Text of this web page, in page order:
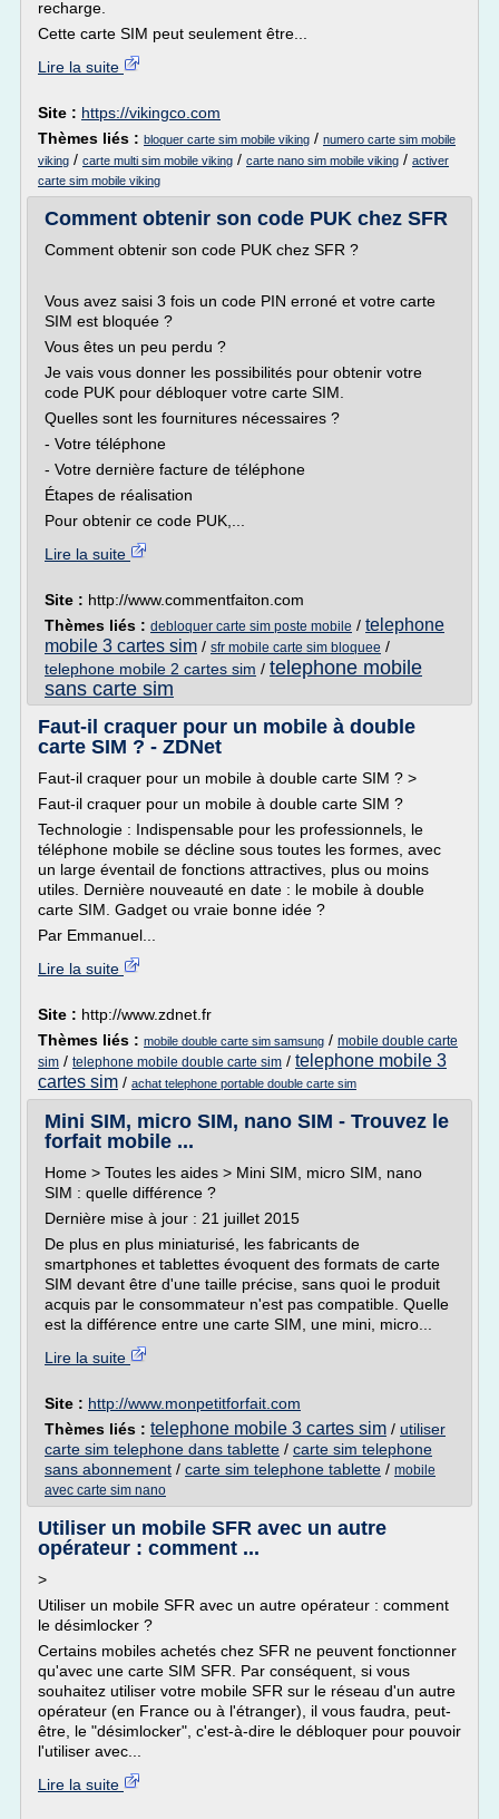
recharge.
Cette carte SIM peut seulement être...
Lire la suite
Site : https://vikingco.com
Thèmes liés : bloquer carte sim mobile viking / numero carte sim mobile
viking / carte multi sim mobile viking / carte nano sim mobile viking / activer
carte sim mobile viking
Comment obtenir son code PUK chez SFR
Comment obtenir son code PUK chez SFR ?
Vous avez saisi 3 fois un code PIN erroné et votre carte
SIM est bloquée ?
Vous êtes un peu perdu ?
Je vais vous donner les possibilités pour obtenir votre
code PUK pour débloquer votre carte SIM.
Quelles sont les fournitures nécessaires ?
- Votre téléphone
- Votre dernière facture de téléphone
Étapes de réalisation
Pour obtenir ce code PUK,...
Lire la suite
Site : http://www.commentfaiton.com
Thèmes liés : debloquer carte sim poste mobile / telephone
mobile 3 cartes sim / sfr mobile carte sim bloquee /
telephone mobile 2 cartes sim / telephone mobile
sans carte sim
Faut-il craquer pour un mobile à double
carte SIM ? - ZDNet
Faut-il craquer pour un mobile à double carte SIM ? >
Faut-il craquer pour un mobile à double carte SIM ?
Technologie : Indispensable pour les professionnels, le
téléphone mobile se décline sous toutes les formes, avec
un large éventail de fonctions attractives, plus ou moins
utiles. Dernière nouveauté en date : le mobile à double
carte SIM. Gadget ou vraie bonne idée ?
Par Emmanuel...
Lire la suite
Site : http://www.zdnet.fr
Thèmes liés : mobile double carte sim samsung / mobile double carte
sim / telephone mobile double carte sim / telephone mobile 3
cartes sim / achat telephone portable double carte sim
Mini SIM, micro SIM, nano SIM - Trouvez le
forfait mobile ...
Home > Toutes les aides > Mini SIM, micro SIM, nano
SIM : quelle différence ?
Dernière mise à jour : 21 juillet 2015
De plus en plus miniaturisé, les fabricants de
smartphones et tablettes évoquent des formats de carte
SIM devant être d'une taille précise, sans quoi le produit
acquis par le consommateur n'est pas compatible. Quelle
est la différence entre une carte SIM, une mini, micro...
Lire la suite
Site : http://www.monpetitforfait.com
Thèmes liés : telephone mobile 3 cartes sim / utiliser
carte sim telephone dans tablette / carte sim telephone
sans abonnement / carte sim telephone tablette / mobile
avec carte sim nano
Utiliser un mobile SFR avec un autre
opérateur : comment ...
>
Utiliser un mobile SFR avec un autre opérateur : comment
le désimlocker ?
Certains mobiles achetés chez SFR ne peuvent fonctionner
qu'avec une carte SIM SFR. Par conséquent, si vous
souhaitez utiliser votre mobile SFR sur le réseau d'un autre
opérateur (en France ou à l'étranger), il vous faudra, peut-
être, le "désimlocker", c'est-à-dire le débloquer pour pouvoir
l'utiliser avec...
Lire la suite